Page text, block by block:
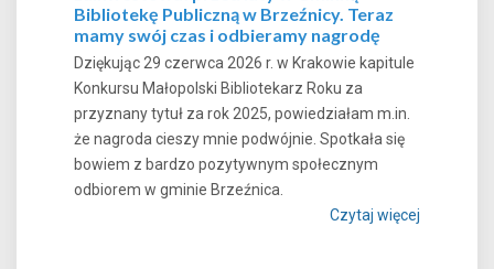
Bibliotekę Publiczną w Brzeźnicy. Teraz
mamy swój czas i odbieramy nagrodę
Dziękując 29 czerwca 2026 r. w Krakowie kapitule
Konkursu Małopolski Bibliotekarz Roku za
przyznany tytuł za rok 2025, powiedziałam m.in.
że nagroda cieszy mnie podwójnie. Spotkała się
bowiem z bardzo pozytywnym społecznym
odbiorem w gminie Brzeźnica.
Czytaj więcej